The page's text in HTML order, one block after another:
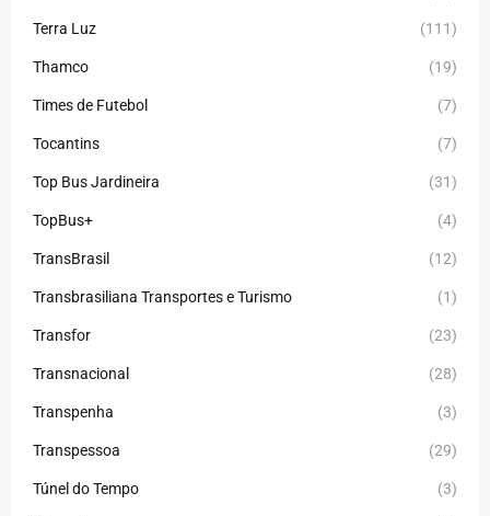
Terra Luz (111)
Thamco (19)
Times de Futebol (7)
Tocantins (7)
Top Bus Jardineira (31)
TopBus+ (4)
TransBrasil (12)
Transbrasiliana Transportes e Turismo (1)
Transfor (23)
Transnacional (28)
Transpenha (3)
Transpessoa (29)
Túnel do Tempo (3)